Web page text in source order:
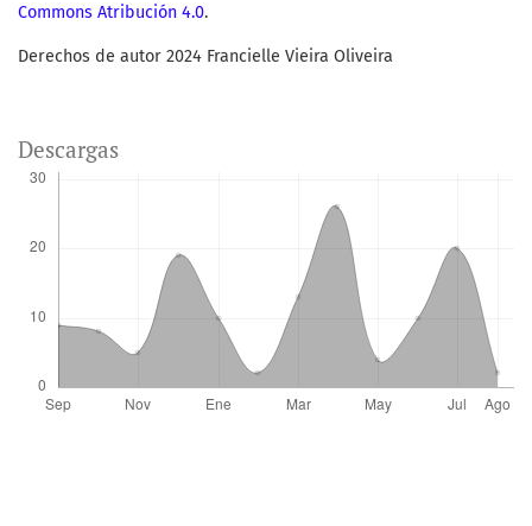
Commons Atribución 4.0.
Derechos de autor 2024 Francielle Vieira Oliveira
Descargas